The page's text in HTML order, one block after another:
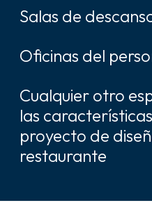
Salas de
Oficinas del
Cualquier otro
las
proyecto de
restaurante